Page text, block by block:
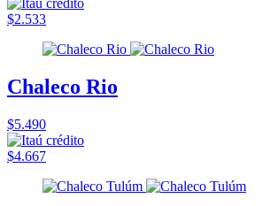
$2.533
Chaleco Rio
$5.490
$4.667